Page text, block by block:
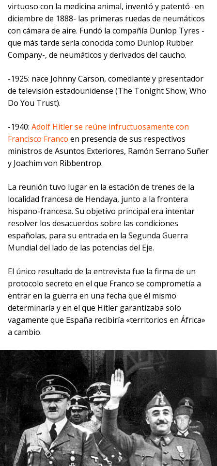
virtuoso con la medicina animal, inventó y patentó -en
diciembre de 1888- las primeras ruedas de neumáticos
con cámara de aire. Fundó la compañía Dunlop Tyres -
que más tarde sería conocida como Dunlop Rubber
Company-, de neumáticos y derivados del caucho.
-1925: nace Johnny Carson, comediante y presentador
de televisión estadounidense (The Tonight Show, Who
Do You Trust).
-1940: Adolf Hitler se reúne infructuosamente con
Francisco Franco en presencia de sus respectivos
ministros de Asuntos Exteriores, Ramón Serrano Suñer
y Joachim von Ribbentrop.
La reunión tuvo lugar en la estación de trenes de la
localidad francesa de Hendaya, junto a la frontera
hispano-francesa. Su objetivo principal era intentar
resolver los desacuerdos sobre las condiciones
españolas, para su entrada en la Segunda Guerra
Mundial del lado de las potencias del Eje.
El único resultado de la entrevista fue la firma de un
protocolo secreto en el que Franco se comprometía a
entrar en la guerra en una fecha que él mismo
determinaría y en el que Hitler garantizaba solo
vagamente que España recibiría «territorios en África»
a cambio.